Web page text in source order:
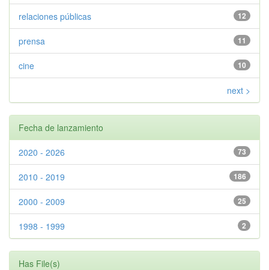
12
relaciones públicas
11
prensa
10
cine
next >
Fecha de lanzamiento
73
2020 - 2026
186
2010 - 2019
25
2000 - 2009
2
1998 - 1999
Has File(s)